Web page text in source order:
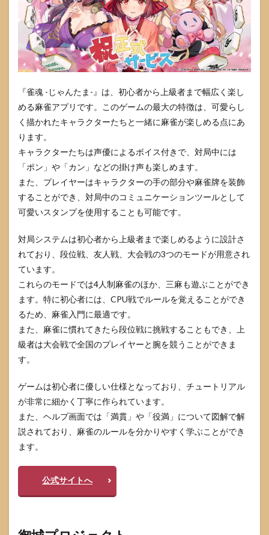
『雀魂 -じゃんたま-』は、初心者から上級者まで幅広く楽し
める麻雀アプリです。このゲームの最大の特徴は、可愛らし
く描かれたキャラクターたちと一緒に麻雀が楽しめる点にあ
ります。
キャラクターたちは声優によるボイス付きで、対局中には
「ポン」や「カン」などの掛け声も楽しめます。
また、プレイヤーはキャラクターの手の部分や麻雀牌を装飾
することができ、対局中のコミュニケーションツールとして
可愛いスタンプを使用することも可能です。
対局システムは初心者から上級者まで楽しめるように設計さ
れており、段位戦、友人戦、大会戦の3つのモードが用意され
ています。
これらのモードでは4人制麻雀のほか、三麻も遊ぶことができ
ます。特に初心者には、CPU戦でルールを覚えることができ
るため、麻雀入門に最適です。
また、麻雀に慣れてきたら段位戦に挑戦することもでき、上
級者は大会戦で全国のプレイヤーと腕を競うことができま
す。
ゲームは初心者に優しい仕様となっており、チュートリアル
が非常に細かく丁寧に作られています。
また、ヘルプ画面では「満貫」や「役満」について図解で解
説されており、麻雀のルールを分かりやすく学ぶことができ
ます。
公式サイトへ